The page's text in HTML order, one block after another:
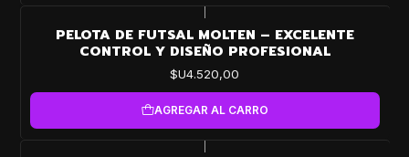
PELOTA DE FUTSAL MOLTEN – EXCELENTE
CONTROL Y DISEÑO PROFESIONAL
$U4.520,00
AGREGAR AL CARRO